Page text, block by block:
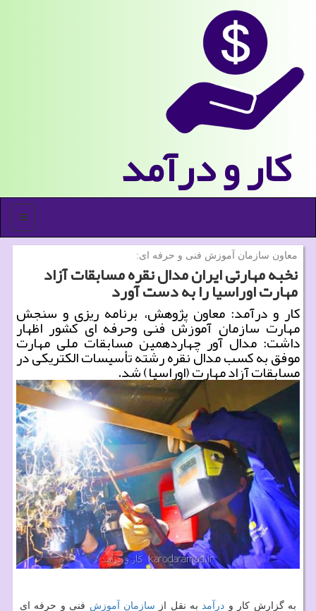
كار و درآمد
منو
معاون سازمان آموزش فنی و حرفه ای:
نخبه مهارتی ایران مدال نقره مسابقات آزاد
مهارت اوراسیا را به دست آورد
كار و درآمد: معاون پژوهش، برنامه ریزی و سنجش
مهارت سازمان آموزش فنی وحرفه ای كشور اظهار
داشت: مدال آور چهاردهمین مسابقات ملی مهارت
موفق به كسب مدال نقره رشته تأسیسات الكتریكی در
مسابقات آزاد مهارت (اوراسیا) شد.
به گزارش كار و درآمدبه نقل از سازمان آموزش فنی و حرفه ای